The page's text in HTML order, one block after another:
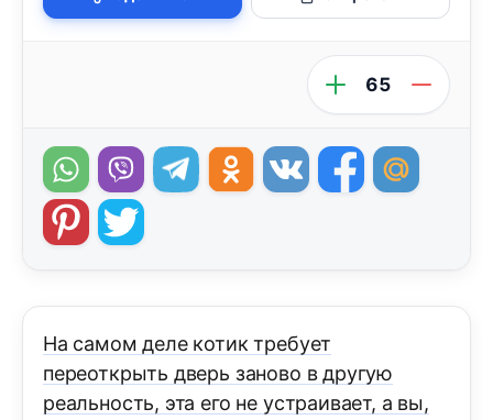
65
На самом деле котик требует
переоткрыть дверь заново в другую
реальность, эта его не устраивает, а вы,